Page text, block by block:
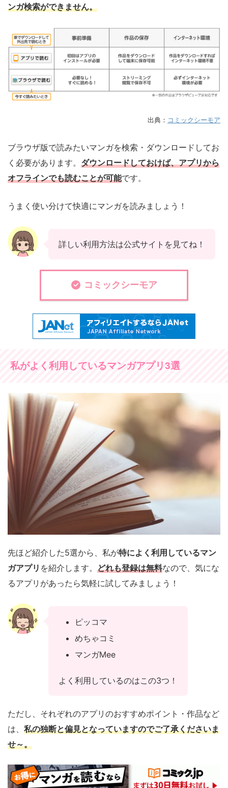
ンガ検索ができません。
出典： コミックシーモア
ブラウザ版で読みたいマンガを検索・ダウンロードしてお
く必要があります。 ダウンロードしておけば、アプリから
オフラインでも読むことが可能です。
うまく使い分けて快適にマンガを読みましょう！
詳しい利用方法は公式サイトを見てね！
コミックシーモア
私がよく利用しているマンガアプリ3選
先ほど紹介した5選から、私が特によく利用しているマン
ガアプリ を紹介します。 どれも登録は無料なので、気にな
るアプリがあったら気軽に試してみましょう！
ピッコマ
めちゃコミ
マンガMee
よく利用しているのはこの3つ！
ただし、それぞれのアプリのおすすめポイント・作品など
は、 私の独断と偏見となっていますのでご了承くださいま
せ～。